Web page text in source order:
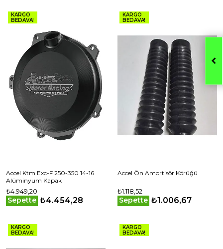
KARGO
BEDAVA!
Accel Ktm Exc-F 250-350 14-16
Alüminyum Kapak
₺4.949,20
Sepette ₺4.454,28
KARGO
BEDAVA!
Accel Ön Amortisör Körüğü
₺1.118,52
Sepette ₺1.006,67
KARGO
BEDAVA!
KARGO
BEDAVA!